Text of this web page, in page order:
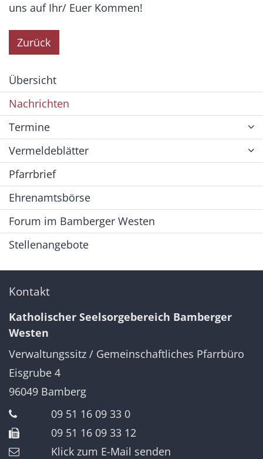
uns auf Ihr/ Euer Kommen!
Zurück
Übersicht
Nachrichten
Termine
Vermeldeblätter
Pfarrbrief
Ehrenamtsbörse
Forum im Bamberger Westen
Stellenangebote
Kontakt
Katholischer Seelsorgebereich Bamberger
Westen
Verwaltungssitz / Gemeinschaftliches Pfarrbüro
Eisgrube 4
96049 Bamberg
09 51 16 09 33 0
09 51 16 09 33 12
Klick zum E-Mail senden